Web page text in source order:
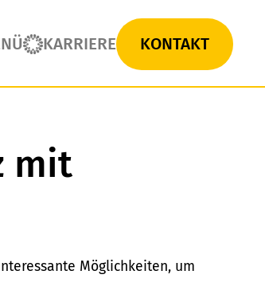
KARRIERE KONTAKT
mit
Möglichkeiten, um